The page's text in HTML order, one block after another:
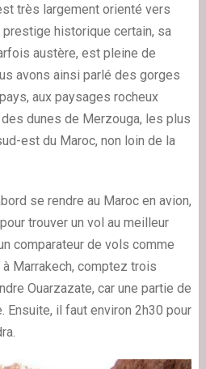
très largement orienté vers
historique certain, sa
austère, est pleine de
avons ainsi parlé des gorges
aux paysages rocheux
dunes de Merzouga, les plus
est du Maroc, non loin de la
se rendre au Maroc en avion,
trouver un vol au meilleur
comparateur de vols comme
Marrakech, comptez trois
Ouarzazate, car une partie de
Ensuite, il faut environ 2h30 pour